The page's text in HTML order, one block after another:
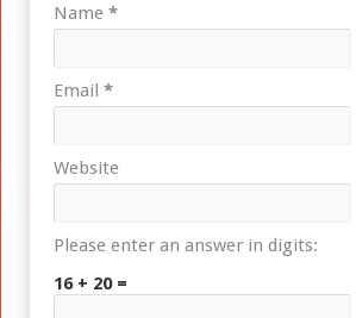
Name *
Email *
Website
Please enter an answer in digits:
16 + 20 =